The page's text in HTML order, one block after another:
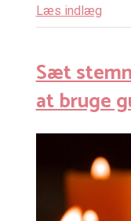
Læs indlæg
Sæt
at bruge